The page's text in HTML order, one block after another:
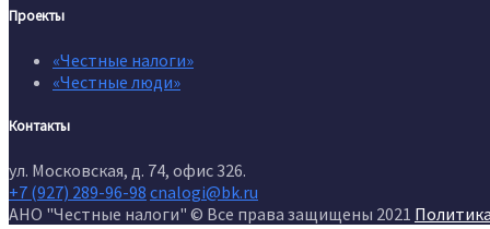
Проекты
«Честные налоги»
«Честные люди»
Контакты
ул. Московская, д. 74, офис 326.
+7 (927) 289-96-98 cnalogi@bk.ru
АНО "Честные налоги" © Все права защищены 2021